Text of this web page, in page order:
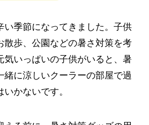
い季節になってきました。子供
散歩、公園などの暑さ対策を考
気いっぱいの子供がいると、暑
緒に涼しいクーラーの部屋で過
かないです。